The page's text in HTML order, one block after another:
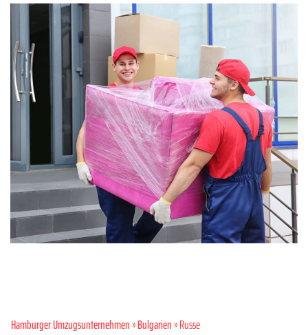
Hamburger Umzugsunternehmen»Bulgarien» Russe